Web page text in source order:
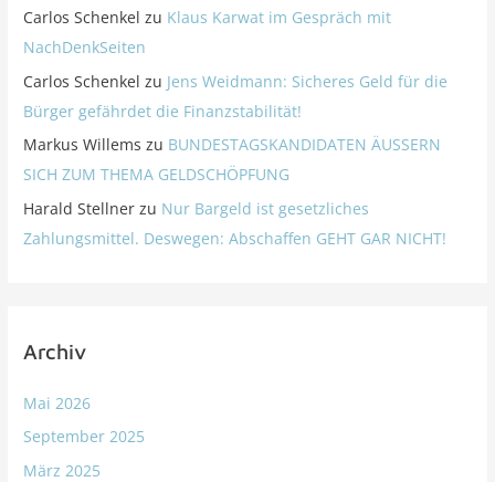
Carlos Schenkel zu Klaus Karwat im Gespräch mit
NachDenkSeiten
Carlos Schenkel zu Jens Weidmann: Sicheres Geld für die
Bürger gefährdet die Finanzstabilität!
Markus Willems zu BUNDESTAGSKANDIDATEN ÄUSSERN
SICH ZUM THEMA GELDSCHÖPFUNG
Harald Stellner zu Nur Bargeld ist gesetzliches
Zahlungsmittel. Deswegen: Abschaffen GEHT GAR NICHT!
Archiv
Mai 2026
September 2025
März 2025